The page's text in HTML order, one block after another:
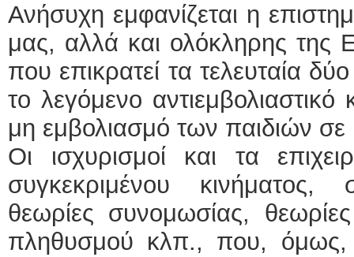
Ανήσυχη εμφανίζεται η
μας, αλλά και ολόκληρης
που επικρατεί τα τελευταία
το λεγόμενο
μη εμβολιασμό των παιδιών σε
Οι ισχυρισμοί και τα
συγκεκριμένου κινήματος,
θεωρίες συνομωσίας,
πληθυσμού κλπ., που, όμως,